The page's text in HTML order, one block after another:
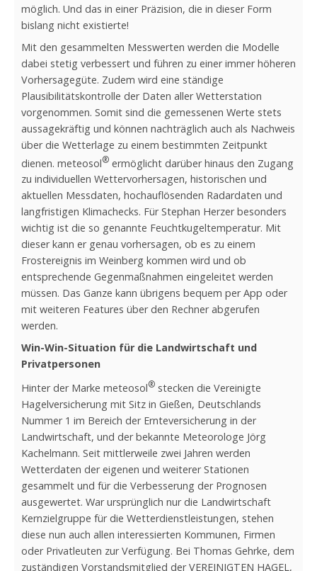
möglich. Und das in einer Präzision, die in dieser Form
bislang nicht existierte!
Mit den gesammelten Messwerten werden die Modelle
dabei stetig verbessert und führen zu einer immer höheren
Vorhersagegüte. Zudem wird eine ständige
Plausibilitätskontrolle der Daten aller Wetterstation
vorgenommen. Somit sind die gemessenen Werte stets
aussagekräftig und können nachträglich auch als Nachweis
über die Wetterlage zu einem bestimmten Zeitpunkt
dienen. meteosol® ermöglicht darüber hinaus den Zugang
zu individuellen Wettervorhersagen, historischen und
aktuellen Messdaten, hochauflösenden Radardaten und
langfristigen Klimachecks. Für Stephan Herzer besonders
wichtig ist die so genannte Feuchtkugeltemperatur. Mit
dieser kann er genau vorhersagen, ob es zu einem
Frostereignis im Weinberg kommen wird und ob
entsprechende Gegenmaßnahmen eingeleitet werden
müssen. Das Ganze kann übrigens bequem per App oder
mit weiteren Features über den Rechner abgerufen
werden.
Win-Win-Situation für die Landwirtschaft und
Privatpersonen
Hinter der Marke meteosol® stecken die Vereinigte
Hagelversicherung mit Sitz in Gießen, Deutschlands
Nummer 1 im Bereich der Ernteversicherung in der
Landwirtschaft, und der bekannte Meteorologe Jörg
Kachelmann. Seit mittlerweile zwei Jahren werden
Wetterdaten der eigenen und weiterer Stationen
gesammelt und für die Verbesserung der Prognosen
ausgewertet. War ursprünglich nur die Landwirtschaft
Kernzielgruppe für die Wetterdienstleistungen, stehen
diese nun auch allen interessierten Kommunen, Firmen
oder Privatleuten zur Verfügung. Bei Thomas Gehrke, dem
zuständigen Vorstandsmitglied der VEREINIGTEN HAGEL,